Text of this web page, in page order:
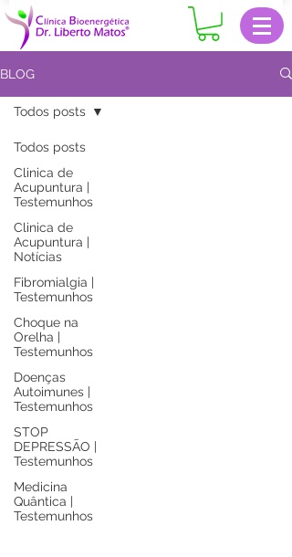
BLOG
Todos posts
Clinica de
Acupuntura |
Testemunhos
Clinica de
Acupuntura |
Notícias
Fibromialgia |
Testemunhos
Choque na
Orelha |
Testemunhos
Doenças
Autoimunes |
Testemunhos
STOP
DEPRESSÃO |
Testemunhos
Medicina
Quântica |
Testemunhos
Todos posts